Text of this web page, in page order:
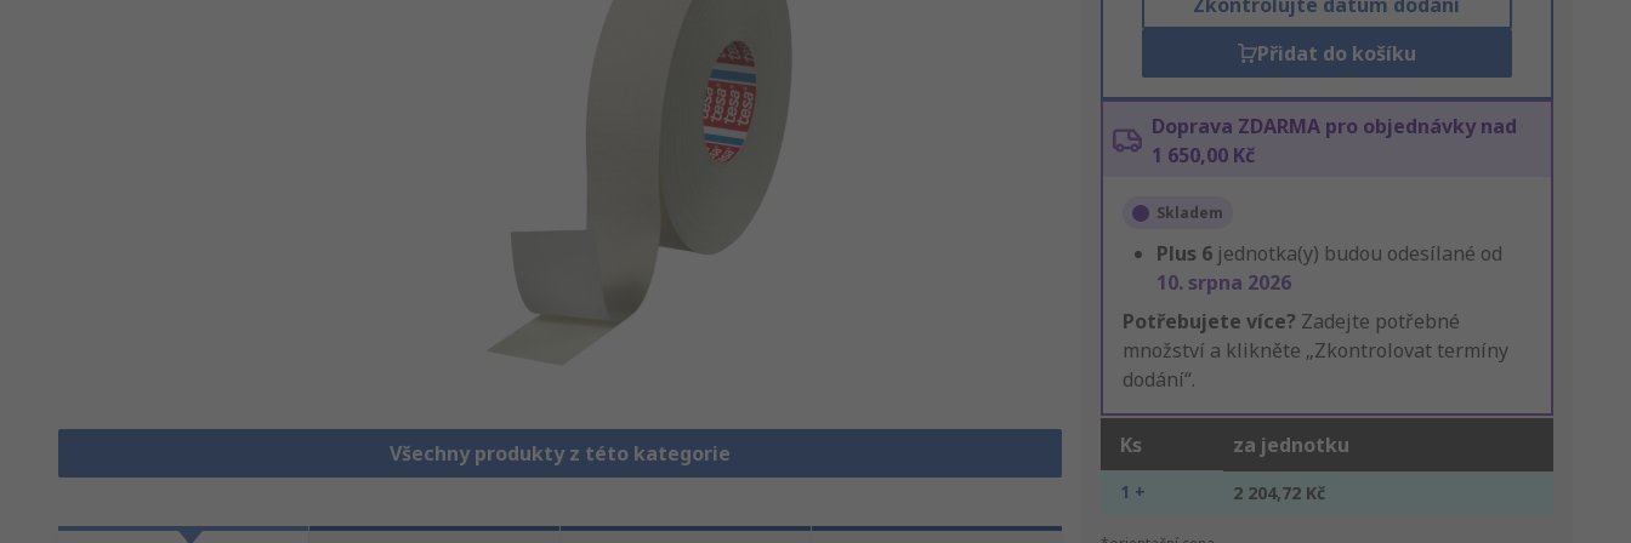
Všechny produkty z této kategorie
Přidat do košíku
Doprava ZDARMA pro objednávky nad
1 650,00 Kč
Skladem
Plus 6 jednotka(y) budou odesílané od
10. srpna 2026
Potřebujete více? Zadejte potřebné
množství a klikněte „Zkontrolovat termíny
dodání“.
Ks za jednotku
1 + 2 204,72 Kč